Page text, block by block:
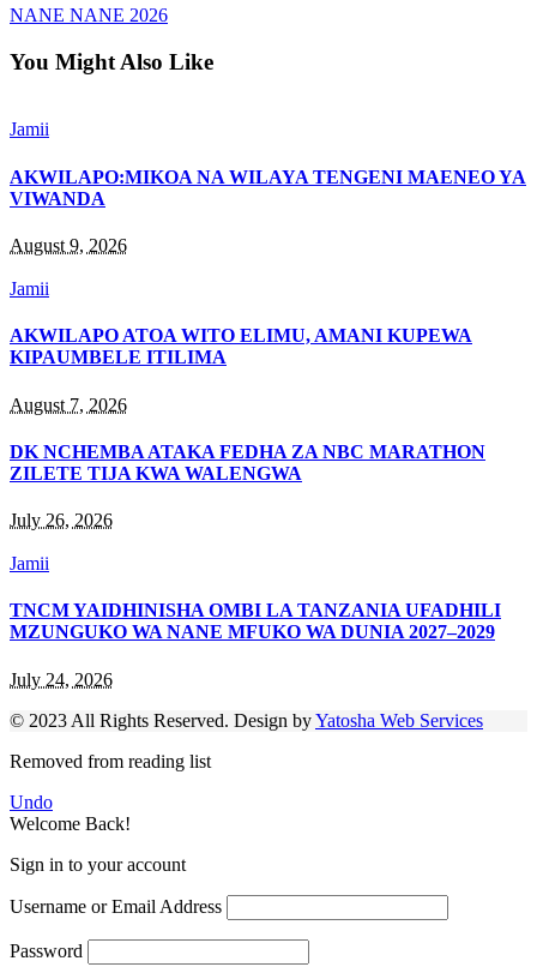
NANE NANE 2026
You Might Also Like
Jamii
AKWILAPO:MIKOA NA WILAYA TENGENI MAENEO YA
VIWANDA
August 9, 2026
Jamii
AKWILAPO ATOA WITO ELIMU, AMANI KUPEWA
KIPAUMBELE ITILIMA
August 7, 2026
DK NCHEMBA ATAKA FEDHA ZA NBC MARATHON
ZILETE TIJA KWA WALENGWA
July 26, 2026
Jamii
TNCM YAIDHINISHA OMBI LA TANZANIA UFADHILI
MZUNGUKO WA NANE MFUKO WA DUNIA 2027–2029
July 24, 2026
© 2023 All Rights Reserved. Design byYatosha Web Services
Removed from reading list
Undo
Welcome Back!
Sign in to your account
Username or Email Address
Password